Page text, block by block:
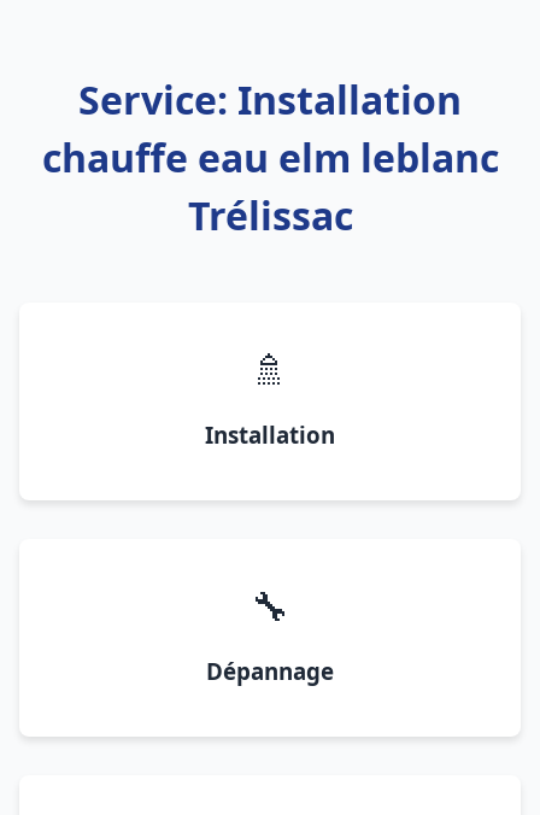
Service: Installation
chauffe eau elm leblanc
Trélissac
🚿
Installation
🔧
Dépannage